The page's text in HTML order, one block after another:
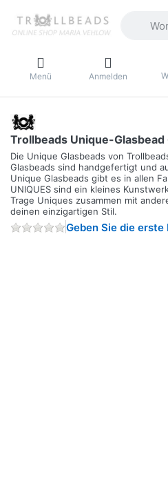
Menü Anmelden
Trollbeads Unique-
Die Unique Glasbeads von
Glasbeads sind handgefertigt und
Unique Glasbeads gibt es in allen
UNIQUES sind ein kleines
Trage Uniques zusammen mit
deinen einzigartigen Stil.
Geben Sie die